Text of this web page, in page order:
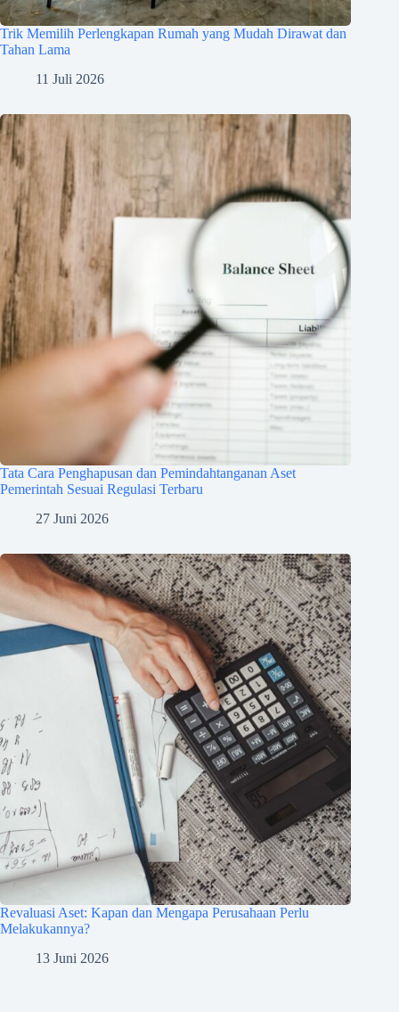
Trik Memilih Perlengkapan Rumah yang Mudah Dirawat dan
Tahan Lama
11 Juli 2026
Tata Cara Penghapusan dan Pemindahtanganan Aset
Pemerintah Sesuai Regulasi Terbaru
27 Juni 2026
Revaluasi Aset: Kapan dan Mengapa Perusahaan Perlu
Melakukannya?
13 Juni 2026